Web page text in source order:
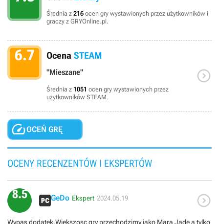
Średnia z 216 ocen gry wystawionych przez użytkowników i
graczy z GRYOnline.pl.
6.7 Ocena STEAM
"Mieszane"
Średnia z 1051 ocen gry wystawionych przez
użytkowników STEAM.

OCEŃ GRĘ
OCENY RECENZENTÓW I EKSPERTÓW
8.5 GeDo Ekspert 2024.05.19 
Wypas dodatek.Wiekszosc gry przechodzimy jako Mara Jade a tylko